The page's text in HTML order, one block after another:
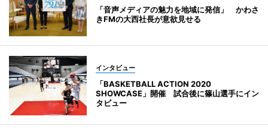
「音声メディアの魅力を地域に発信」 かわさ
きFMの大西社長が意欲見せる
インタビュー
「BASKETBALL ACTION 2020
SHOWCASE」開催 試合後に篠山選手にイン
タビュー